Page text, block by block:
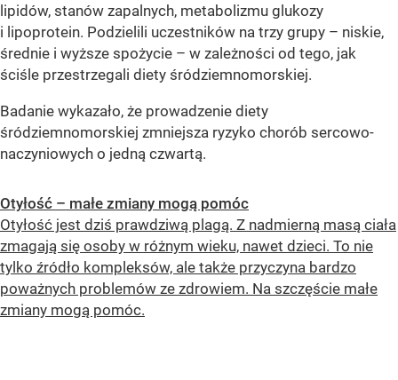
lipidów, stanów zapalnych, metabolizmu glukozy
i lipoprotein. Podzielili uczestników na trzy grupy – niskie,
średnie i wyższe spożycie – w zależności od tego, jak
ściśle przestrzegali diety śródziemnomorskiej.
Badanie wykazało, że prowadzenie diety
śródziemnomorskiej zmniejsza ryzyko chorób sercowo-
naczyniowych o jedną czwartą.
Otyłość – małe zmiany mogą pomóc
Otyłość jest dziś prawdziwą plagą. Z nadmierną masą ciała
zmagają się osoby w różnym wieku, nawet dzieci. To nie
tylko źródło kompleksów, ale także przyczyna bardzo
poważnych problemów ze zdrowiem. Na szczęście małe
zmiany mogą pomóc.